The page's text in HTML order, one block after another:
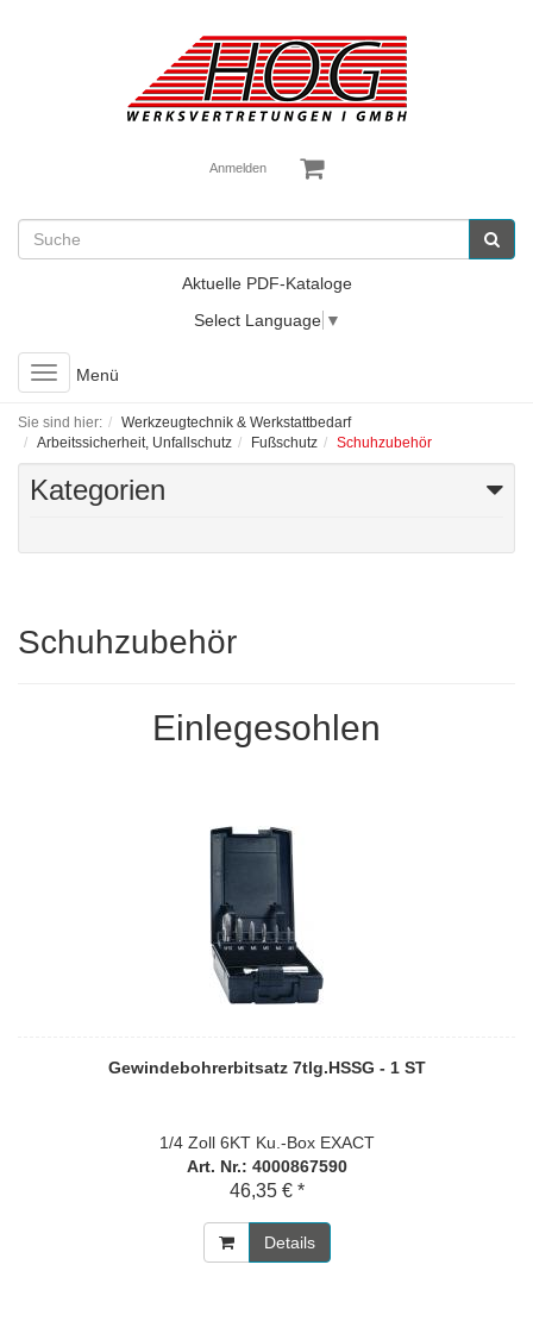
Anmelden
Aktuelle PDF-Kataloge
Select Language ▼
Toggle
navigation
Menü
Sie sind hier:
Werkzeugtechnik & Werkstattbedarf
Arbeitssicherheit, Unfallschutz
Fußschutz Schuhzubehör
Kategorien
Schuhzubehör
Einlegesohlen
Gewindebohrerbitsatz 7tlg.HSSG - 1 ST
1/4 Zoll 6KT Ku.-Box EXACT
Art. Nr.: 4000867590
46,35 € *
Details